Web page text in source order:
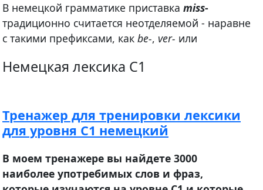
В немецкой грамматике приставка miss-
традиционно считается неотделяемой - наравне
с такими префиксами, как be-, ver- или
Немецкая лексика C1
Тренажер для тренировки лексики
для уровня С1 немецкий
В моем тренажере вы найдете 3000
наиболее употребимых слов и фраз,